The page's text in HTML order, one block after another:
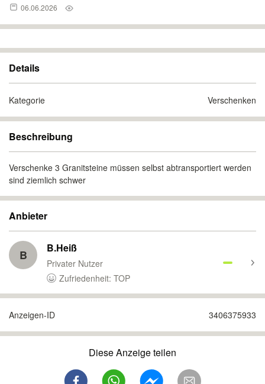
06.06.2026
Details
Kategorie Verschenken
Beschreibung
Verschenke 3 Granitsteine müssen selbst abtransportiert werden
sind ziemlich schwer
Anbieter
B B.Heiß
Privater Nutzer
Zufriedenheit: TOP
Anzeigen-ID 3406375933
Diese Anzeige teilen